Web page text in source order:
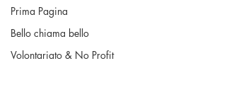
Prima Pagina
Bello chiama bello
Volontariato & No Profit